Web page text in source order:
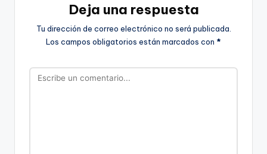
Deja una respuesta
Tu dirección de correo electrónico no será publicada.
Los campos obligatorios están marcados con *